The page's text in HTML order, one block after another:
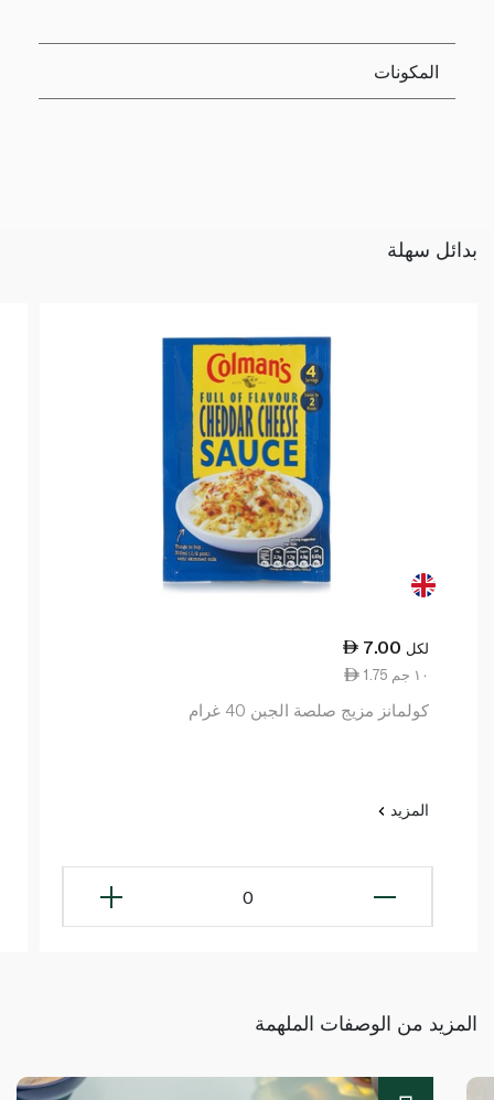
المكونات
بدائل سهلة
7.00 لكل
1.75 ١٠ جم
كولمانز مزيج صلصة الجبن 40 غرام
المزيد
0
المزيد من الوصفات الملهمة